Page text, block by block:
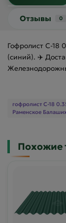
Отзывы 0
Гофролист С-18
(синий). ✈️
гофролист С-18
Раменское
Похожие